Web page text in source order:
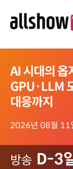
방송 D-3
AI 시대의 옵
GPU·LLM
대응까지
2026년 08월 11